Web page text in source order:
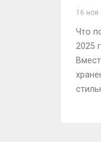
16 ноя
Что
2025